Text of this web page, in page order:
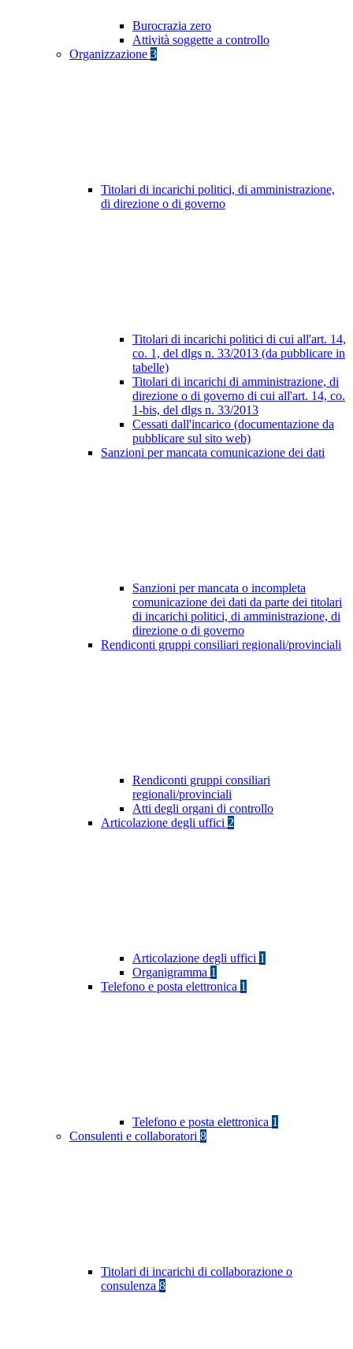
Burocrazia zero
Attività soggette a controllo
Organizzazione 3
Titolari di incarichi politici, di amministrazione,
di direzione o di governo
Titolari di incarichi politici di cui all'art. 14,
co. 1, del dlgs n. 33/2013 (da pubblicare in
tabelle)
Titolari di incarichi di amministrazione, di
direzione o di governo di cui all'art. 14, co.
1-bis, del dlgs n. 33/2013
Cessati dall'incarico (documentazione da
pubblicare sul sito web)
Sanzioni per mancata comunicazione dei dati
Sanzioni per mancata o incompleta
comunicazione dei dati da parte dei titolari
di incarichi politici, di amministrazione, di
direzione o di governo
Rendiconti gruppi consiliari regionali/provinciali
Rendiconti gruppi consiliari
regionali/provinciali
Atti degli organi di controllo
Articolazione degli uffici 2
Articolazione degli uffici 1
Organigramma 1
Telefono e posta elettronica 1
Telefono e posta elettronica 1
Consulenti e collaboratori 8
Titolari di incarichi di collaborazione o
consulenza 8